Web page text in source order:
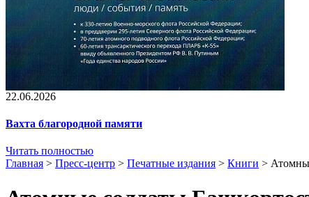
22.06.2026
Вахта благородной памяти
Читать полностью
Главная > Пресс-центр > Печатные издания > Книги >